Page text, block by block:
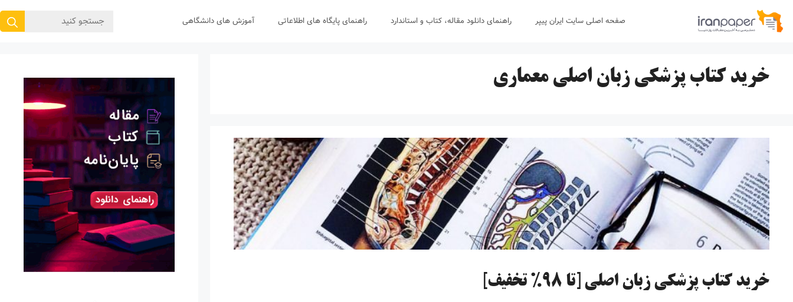
پرش
صفحه اصلی سایت ایران پیپر راهنمای دانلود مقاله، کتاب و استاندارد راهنمای پایگاه های اطلاعاتی آموزش های دانشگاهی
جستجوی
خرید کتاب پزشکی زبان اصلی معماری
خرید کتاب پزشکی زبان اصلی [تا 98% تخفیف]